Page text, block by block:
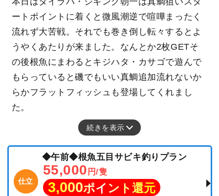
ートポイントに着くと微風潮逆で喧嘩まったく
流れず大苦戦。それでも巻き倒し転々するとよ
うやくあたりが来ました。なんとか2枚GETそ
の後根魚にまわるとキジハタ・カサゴで遊んで
もらっていると磯でもいい真鯛追加流れないか
らかフラットフィッシュも登場してくれまし
た。
続きを表示
仕立
◆午前◆根魚五目サビキ釣りプラン
55,000 円/隻
3,000ポイント還元